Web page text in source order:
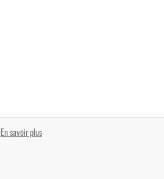
En savoir plus